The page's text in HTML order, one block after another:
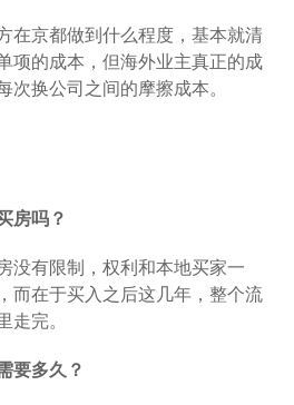
在京都做到什么程度，基本就清
项的成本，但海外业主真正的成
换公司之间的摩擦成本。
房吗？
没有限制，权利和本地买家一
而在于买入之后这几年，整个流
完。
要多久？